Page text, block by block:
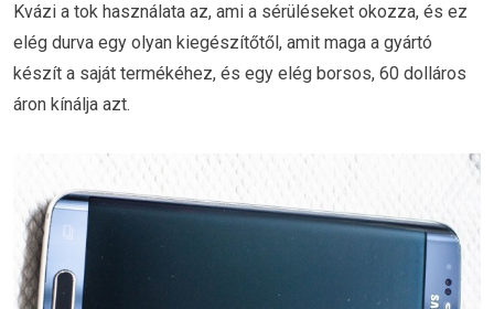
Kvázi a tok használata az, ami a sérüléseket okozza, és ez
elég durva egy olyan kiegészítőtől, amit maga a gyártó
készít a saját termékéhez, és egy elég borsos, 60 dolláros
áron kínálja azt.